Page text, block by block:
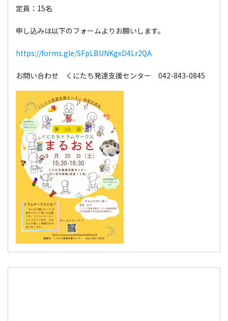
定員：15名
申し込みは以下のフォームよりお願いします。
https://forms.gle/SFpLBUNKgxD4Lr2QA
お問い合わせ くにたち発達支援センター 042-843-0845